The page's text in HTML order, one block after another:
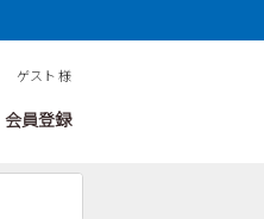
ゲスト 様
会員登録